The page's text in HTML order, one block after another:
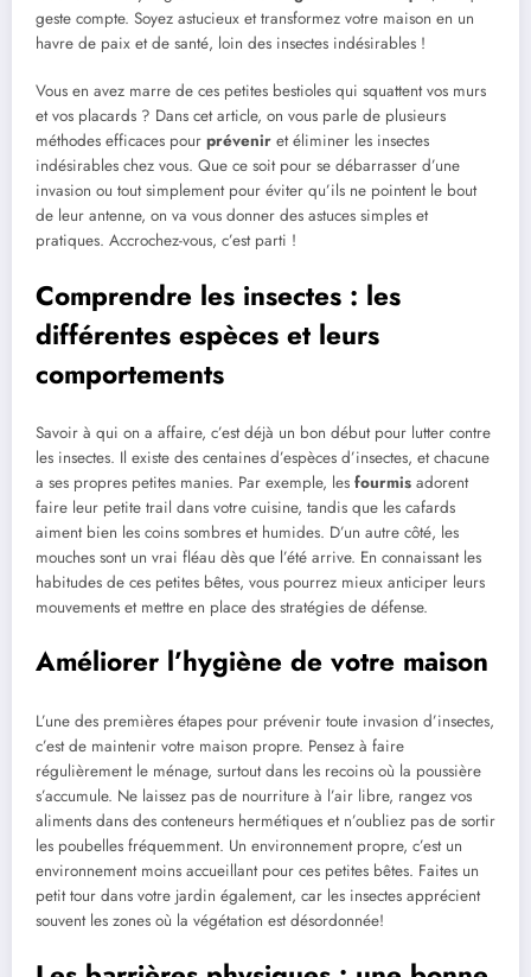
geste compte. Soyez astucieux et transformez votre maison en un
havre de paix et de santé, loin des insectes indésirables !
Vous en avez marre de ces petites bestioles qui squattent vos murs
et vos placards ? Dans cet article, on vous parle de plusieurs
méthodes efficaces pour prévenir et éliminer les insectes
indésirables chez vous. Que ce soit pour se débarrasser d’une
invasion ou tout simplement pour éviter qu’ils ne pointent le bout
de leur antenne, on va vous donner des astuces simples et
pratiques. Accrochez-vous, c’est parti !
Comprendre les insectes : les
différentes espèces et leurs
comportements
Savoir à qui on a affaire, c’est déjà un bon début pour lutter contre
les insectes. Il existe des centaines d’espèces d’insectes, et chacune
a ses propres petites manies. Par exemple, les fourmis adorent
faire leur petite trail dans votre cuisine, tandis que les cafards
aiment bien les coins sombres et humides. D’un autre côté, les
mouches sont un vrai fléau dès que l’été arrive. En connaissant les
habitudes de ces petites bêtes, vous pourrez mieux anticiper leurs
mouvements et mettre en place des stratégies de défense.
Améliorer l’hygiène de votre maison
L’une des premières étapes pour prévenir toute invasion d’insectes,
c’est de maintenir votre maison propre. Pensez à faire
régulièrement le ménage, surtout dans les recoins où la poussière
s’accumule. Ne laissez pas de nourriture à l’air libre, rangez vos
aliments dans des conteneurs hermétiques et n’oubliez pas de sortir
les poubelles fréquemment. Un environnement propre, c’est un
environnement moins accueillant pour ces petites bêtes. Faites un
petit tour dans votre jardin également, car les insectes apprécient
souvent les zones où la végétation est désordonnée!